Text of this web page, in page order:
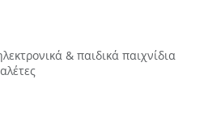
& παιδικά παιχνίδια